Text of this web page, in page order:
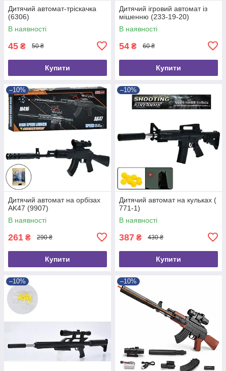
Дитячий автомат-тріскачка
(6306)
В наявності
45 ₴ 50 ₴
Купити
Дитячий ігровий автомат із
мішенню (233-19-20)
В наявності
54 ₴ 60 ₴
Купити
–10%
Дитячий автомат на орбізах
AK47 (9907)
В наявності
261 ₴ 290 ₴
Купити
–10%
Дитячий автомат на кульках (
771-1)
В наявності
387 ₴ 430 ₴
Купити
–10% –10%